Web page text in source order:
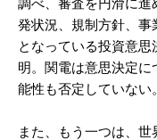
調べ、審査を円滑に進
発状況、規制方針、事
となっている投資意
明。関電は意思決定
能性も否定していない
また、もう一つは、